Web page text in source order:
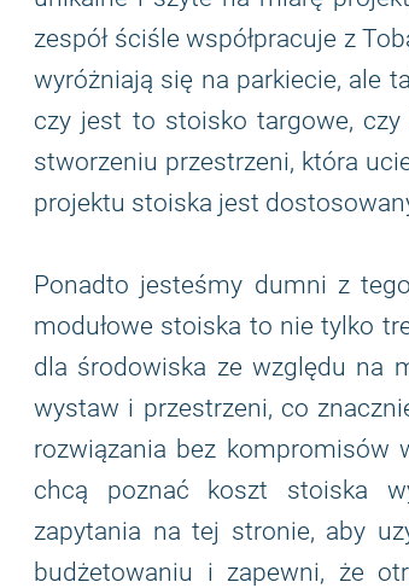
zespół ściśle współpracuje z
wyróżniają się na parkiecie, ale
czy jest to stoisko targowe,
stworzeniu przestrzeni, która
projektu stoiska jest
Ponadto jesteśmy dumni z
modułowe stoiska to nie tylko
dla środowiska ze względu na
wystaw i przestrzeni, co
rozwiązania bez kompromisów
chcą poznać koszt stoiska
zapytania na tej stronie, aby
budżetowaniu i zapewni, że